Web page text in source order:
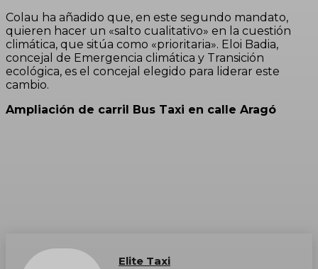
Colau ha añadido que, en este segundo mandato,
quieren hacer un «salto cualitativo» en la cuestión
climática, que sitúa como «prioritaria». Eloi Badia,
concejal de Emergencia climática y Transición
ecológica, es el concejal elegido para liderar este
cambio.
Ampliación de carril Bus Taxi en calle Aragó
Elite Taxi